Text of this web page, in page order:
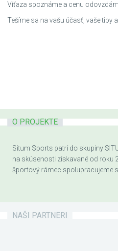
Víťaza spoznáme a cenu
Tešíme sa na vašu účasť, vaše tipy
O PROJEKTE
Situm Sports patrí do skupiny
na skúsenosti získavané od roku
športový rámec spolupracujeme
NAŠI PARTNERI